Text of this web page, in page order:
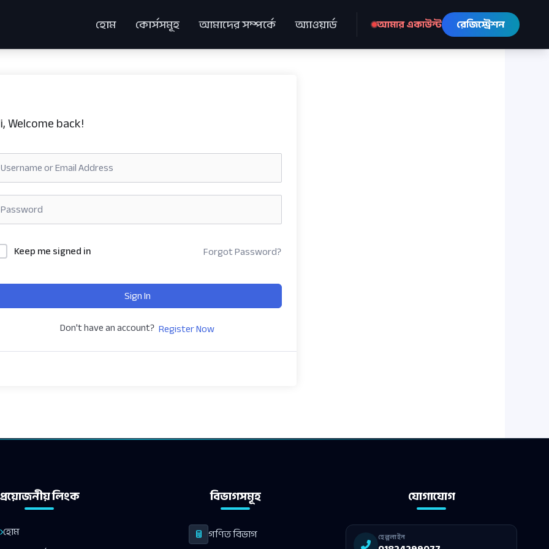
হোম কোর্সসমূহ আমাদের সম্পর্কে অ্যাওয়ার্ড আমার একাউন্ট রেজিস্ট্রেশন
Welcome back!
Keep me signed in Forgot Password?
Sign In
Don't have an account? Register Now
প্রয়োজনীয় লিংক
হোম
বিভাগসমূহ
গণিত বিভাগ
যোগাযোগ
হেল্পলাইন